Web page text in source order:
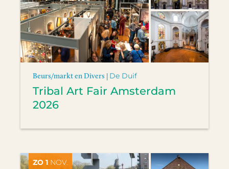
Beurs/markt en Divers | De Duif
Tribal Art Fair Amsterdam
2026
ZO 1 NOV.